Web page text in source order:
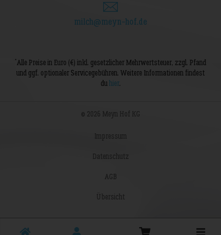
milch@meyn-hof.de
*Alle Preise in Euro (€) inkl. gesetzlicher Mehrwertsteuer, zzgl. Pfand
und ggf. optionaler Servicegebühren. Weitere Informationen findest
du hier.
© 2026 Meyn Hof KG
Impressum
Datenschutz
AGB
Übersicht
Toggle